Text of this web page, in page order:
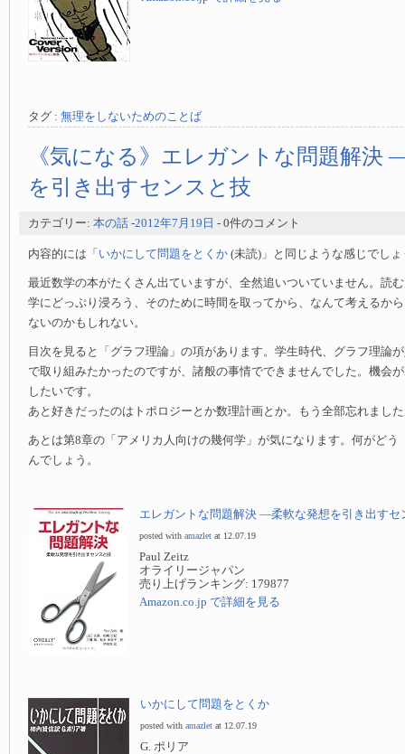
タグ : 無理をしないためのことば
《気になる》エレガントな問題解決
を引き出すセンスと技
カテゴリー: 本の話 -2012年7月19日 - 0件のコメント
内容的には「 いかにして問題をとくか (未読)」と同じような感じでしょ
最近数学の本がたくさん出ていますが、全然追いついていません。読
学にどっぷり浸ろう、そのために時間を取ってから、なんて考えるか
ないのかもしれない。
目次を見ると「グラフ理論」の項があります。学生時代、グラフ理論
で取り組みたかったのですが、諸般の事情でできませんでした。機会
したいです。
あと好きだったのはトポロジーとか数理計画とか。もう全部忘れまし
あとは第8章の「アメリカ人向けの幾何学」が気になります。何がどう
んでしょう。
エレガントな問題解決 —柔軟な発想を引き出すセ
posted with amazlet at 12.07.19
Paul Zeitz
オライリージャパン
売り上げランキング: 179877
Amazon.co.jp で詳細を見る
いかにして問題をとくか
posted with amazlet at 12.07.19
G. ポリア